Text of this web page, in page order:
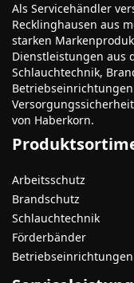
Als Servicehändler
Recklinghausen aus
starken
Dienstleistungen aus
Schlauchtechnik,
von Haberkorn.
Arbeitsschutz
Brandschutz
Schlauchtechnik
Förderbänder
Betriebseinrichtungen